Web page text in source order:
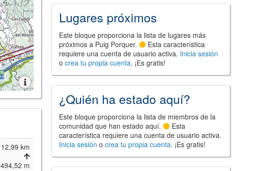
12,99 km
494,52 m
Lugares próximos
Este bloque proporciona la lista de lugares más
próximos a Puig Porquer.
Esta característica
requiere una cuenta de usuario activa. Inicia sesión
ocrea tu propia cuenta. ¡Es gratis!
¿Quién ha estado aquí?
Este bloque proporciona la lista de miembros de la
comunidad que han estado aquí.
Esta
característica requiere una cuenta de usuario activa.
Inicia sesión ocrea tu propia cuenta. ¡Es gratis!